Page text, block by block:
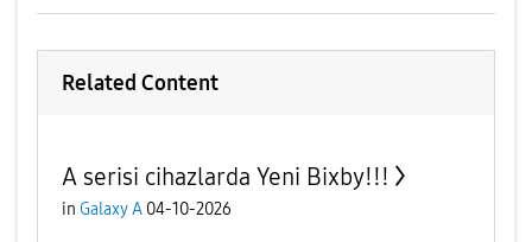
Related Content
A serisi cihazlarda Yeni Bixby!!!
in Galaxy A 04-10-2026